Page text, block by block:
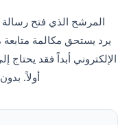
المرشح الذي فتح
يرد يستحق مكالمة متابعة
الإلكتروني أبداً فقد
أولاً.